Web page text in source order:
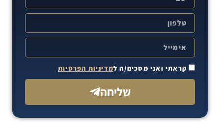
קראתי ואני מסכים/ה למדיניות הפרטיות
שליחה